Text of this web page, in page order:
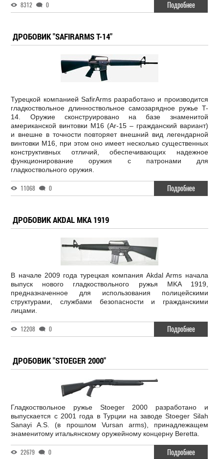
8312 0 Подробнее
ДРОБОВИК "SAFIRARMS Т-14"
Турецкой компанией SafirArms разработано и производится
гладкоствольное длинноствольное самозарядное ружье T-
14. Оружие сконструировано на базе знаменитой
американской винтовки М16 (Ar-15 – гражданский вариант)
и внешне в точности повторяет внешний вид легендарной
винтовки М16, при этом оно имеет несколько существенных
конструктивных отличий, обеспечивающих надежное
функционирование оружия с патронами для
гладкоствольного оружия.
11068 0 Подробнее
ДРОБОВИК AKDAL MKA 1919
В начале 2009 года турецкая компания Akdal Arms начала
выпуск нового гладкоствольного ружья MKA 1919,
предназначенное для использования полицейскими
структурами, службами безопасности и гражданскими
лицами.
12208 0 Подробнее
ДРОБОВИК "STOEGER 2000"
Гладкоствольное ружье Stoeger 2000 разработано и
выпускается с 2001 года в Турции на заводе Stoeger Silah
Sanayi A.S. (в прошлом Vursan arms), принадлежащем
знаменитому итальянскому оружейному концерну Beretta.
22679 0 Подробнее